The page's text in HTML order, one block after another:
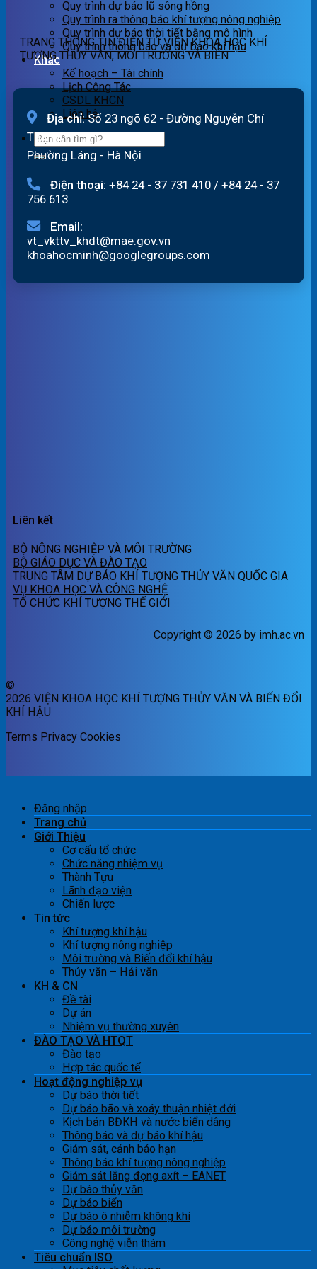
Quy trình dự báo lũ sông hồng
Quy trình ra thông báo khí tượng nông nghiệp
Quy trình dự báo thời tiết bằng mô hình
Quy trình thông báo và dự báo khí hậu
Khác
Kế hoạch – Tài chính
Lịch Công Tác
CSDL KHCN
Liên hệ
Hồng_IMHEMS_07.08.2026
lũ
quét
07h
ngày
07/8/2026
TRANG THÔNG TIN ĐIỆN TỬ VIỆN KHOA HỌC KHÍ
TƯỢNG THỦY VĂN, MÔI TRƯỜNG VÀ BIỂN
Địa chỉ:Số 23 ngõ 62 - Đường Nguyễn Chí
Thanh
Phường Láng - Hà Nội
Điện thoại: +84 24 - 37 731 410 / +84 24 - 37
756 613
Email:
vt_vkttv_khdt@mae.gov.vn
khoahocminh@googlegroups.com
Liên kết
BỘ NÔNG NGHIỆP VÀ MÔI TRƯỜNG
BỘ GIÁO DỤC VÀ ĐÀO TẠO
TRUNG TÂM DỰ BÁO KHÍ TƯỢNG THỦY VĂN QUỐC GIA
VỤ KHOA HỌC VÀ CÔNG NGHỆ
TỔ CHỨC KHÍ TƯỢNG THẾ GIỚI
Copyright © 2026 by imh.ac.vn
©
2026 VIỆN KHOA HỌC KHÍ TƯỢNG THỦY VĂN VÀ BIẾN ĐỔI
KHÍ HẬU
Terms Privacy Cookies
Đăng nhập
Trang chủ
Giới Thiệu
Cơ cấu tổ chức
Chức năng nhiệm vụ
Thành Tựu
Lãnh đạo viện
Chiến lược
Tin tức
Khí tượng khí hậu
Khí tượng nông nghiệp
Môi trường và Biến đổi khí hậu
Thủy văn – Hải văn
KH & CN
Đề tài
Dự án
Nhiệm vụ thường xuyên
ĐÀO TẠO VÀ HTQT
Đào tạo
Hợp tác quốc tế
Hoạt động nghiệp vụ
Dự báo thời tiết
Dự báo bão và xoáy thuận nhiệt đới
Kịch bản BĐKH và nước biển dâng
Thông báo và dự báo khí hậu
Giám sát, cảnh báo hạn
Thông báo khí tượng nông nghiệp
Giám sát lắng đọng axít – EANET
Dự báo thủy văn
Dự báo biển
Dự báo ô nhiễm không khí
Dự báo môi trường
Công nghệ viễn thám
Tiêu chuẩn ISO